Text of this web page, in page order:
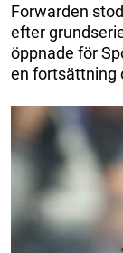
Forwarden
efter
öppnade för
en fortsättning